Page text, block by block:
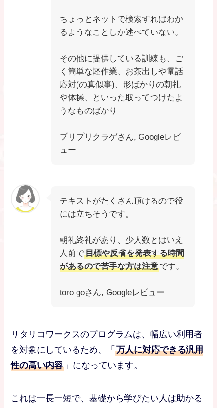
ちょっとネットで検索すればわか
るようなことしか述べていない。
その他に提供している訓練も、ご
く簡単な軽作業、お茶出しや電話
応対(の真似事)、形ばかりの朝礼
や体操、といった取ってつけたよ
うなものばかり
プリプリクラゲさん, Googleレビ
ュー
テキストがたくさん頂けるので役
には立ちそうです。
朝礼終礼があり、少人数とはいえ
人前で目標や反省を発表する時間
があるので苦手な方は注意です。
toro goさん, Googleレビュー
リタリコワークスのプログラムは、幅広い利用者
を対象にしているため、「万人に対応できる汎用
性の高い内容 」になっています。
これは一長一短で、基礎から学びたい人は助かる